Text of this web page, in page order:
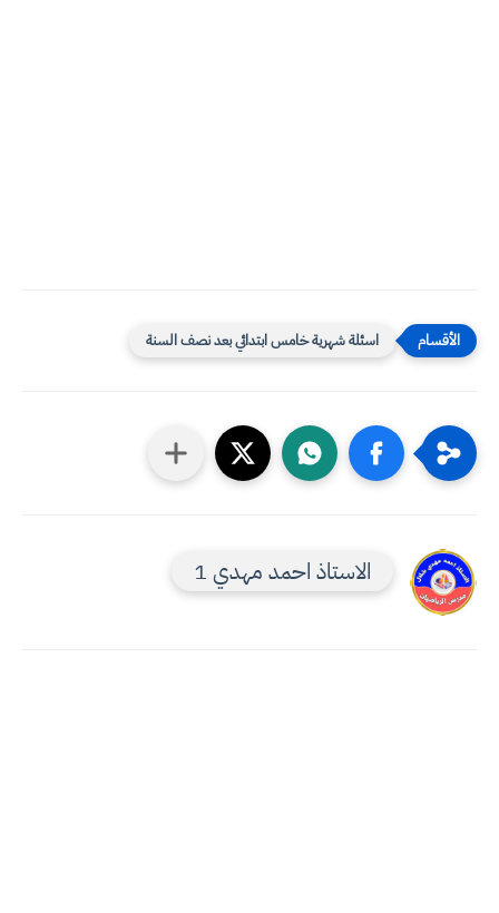
اسئلة شهرية خامس ابتدائي بعد نصف السنة
الاستاذ احمد مهدي 1